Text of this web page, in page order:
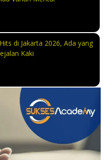
di Jakarta 2026, Ada yang
Kaki